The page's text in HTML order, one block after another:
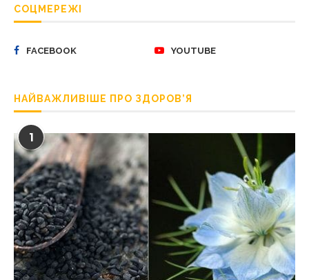
СОЦМЕРЕЖІ
FACEBOOK YOUTUBE
НАЙВАЖЛИВІШЕ ПРО ЗДОРОВ’Я
1